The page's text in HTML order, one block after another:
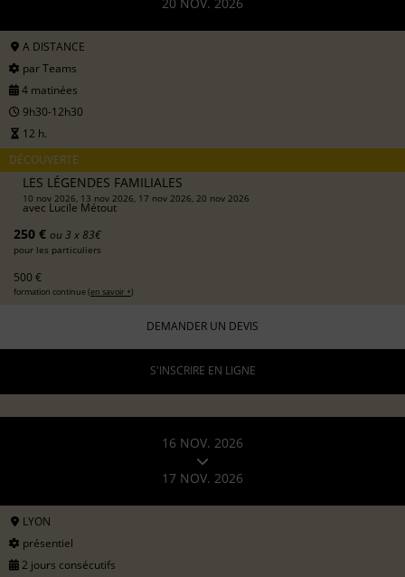
A DISTANCE
par Teams
4 matinées
9h30-12h30
12 h.
DÉCOUVERTE
LES LÉGENDES FAMILIALES
10 nov 2026, 13 nov 2026, 17 nov 2026, 20 nov 2026
avec Lucile Métout
250 € ou 3 x 83€
pour les particuliers
500 €
formation continue (en savoir +)
DEMANDER UN DEVIS
S'INSCRIRE EN LIGNE
16 NOV. 2026
17 NOV. 2026
LYON
présentiel
2 jours consécutifs